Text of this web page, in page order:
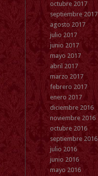
octubre 2017
septiembre 2017
agosto 2017
julio 2017
junio 2017
mayo 2017
abril 2017
marzo 2017
febrero 2017
enero 2017
diciembre 2016
noviembre 2016
octubre 2016
septiembre 2016
julio 2016
junio 2016
mayo 2016